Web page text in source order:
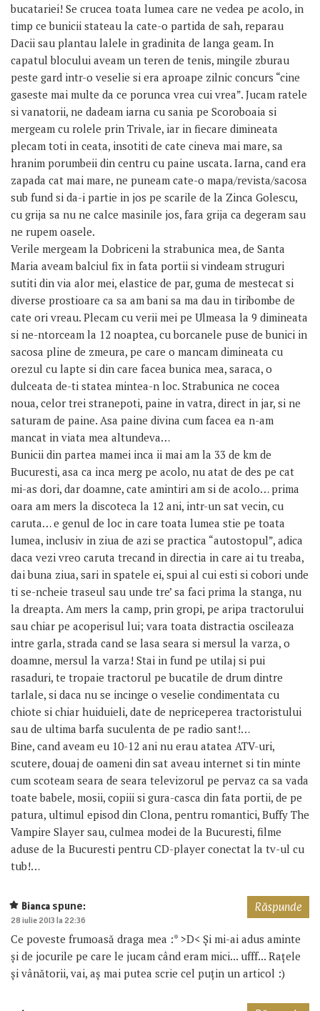
bucatariei! Se crucea toata lumea care ne vedea pe acolo, in
timp ce bunicii stateau la cate-o partida de sah, reparau
Dacii sau plantau lalele in gradinita de langa geam. In
capatul blocului aveam un teren de tenis, mingile zburau
peste gard intr-o veselie si era aproape zilnic concurs “cine
gaseste mai multe da ce porunca vrea cui vrea”. Jucam ratele
si vanatorii, ne dadeam iarna cu sania pe Scoroboaia si
mergeam cu rolele prin Trivale, iar in fiecare dimineata
plecam toti in ceata, insotiti de cate cineva mai mare, sa
hranim porumbeii din centru cu paine uscata. Iarna, cand era
zapada cat mai mare, ne puneam cate-o mapa/revista/sacosa
sub fund si da-i partie in jos pe scarile de la Zinca Golescu,
cu grija sa nu ne calce masinile jos, fara grija ca degeram sau
ne rupem oasele.
Verile mergeam la Dobriceni la strabunica mea, de Santa
Maria aveam balciul fix in fata portii si vindeam struguri
sutiti din via alor mei, elastice de par, guma de mestecat si
diverse prostioare ca sa am bani sa ma dau in tiribombe de
cate ori vreau. Plecam cu verii mei pe Ulmeasa la 9 dimineata
si ne-ntorceam la 12 noaptea, cu borcanele puse de bunici in
sacosa pline de zmeura, pe care o mancam dimineata cu
orezul cu lapte si din care facea bunica mea, saraca, o
dulceata de-ti statea mintea-n loc. Strabunica ne cocea
noua, celor trei stranepoti, paine in vatra, direct in jar, si ne
saturam de paine. Asa paine divina cum facea ea n-am
mancat in viata mea altundeva…
Bunicii din partea mamei inca ii mai am la 33 de km de
Bucuresti, asa ca inca merg pe acolo, nu atat de des pe cat
mi-as dori, dar doamne, cate amintiri am si de acolo… prima
oara am mers la discoteca la 12 ani, intr-un sat vecin, cu
caruta… e genul de loc in care toata lumea stie pe toata
lumea, inclusiv in ziua de azi se practica “autostopul”, adica
daca vezi vreo caruta trecand in directia in care ai tu treaba,
dai buna ziua, sari in spatele ei, spui al cui esti si cobori unde
ti se-ncheie traseul sau unde tre’ sa faci prima la stanga, nu
la dreapta. Am mers la camp, prin gropi, pe aripa tractorului
sau chiar pe acoperisul lui; vara toata distractia oscileaza
intre garla, strada cand se lasa seara si mersul la varza, o
doamne, mersul la varza! Stai in fund pe utilaj si pui
rasaduri, te tropaie tractorul pe bucatile de drum dintre
tarlale, si daca nu se incinge o veselie condimentata cu
chiote si chiar huiduieli, date de nepriceperea tractoristului
sau de ultima barfa suculenta de pe radio sant!…
Bine, cand aveam eu 10-12 ani nu erau atatea ATV-uri,
scutere, douaj de oameni din sat aveau internet si tin minte
cum scoteam seara de seara televizorul pe pervaz ca sa vada
toate babele, mosii, copiii si gura-casca din fata portii, de pe
patura, ultimul episod din Clona, pentru romantici, Buffy The
Vampire Slayer sau, culmea modei de la Bucuresti, filme
aduse de la Bucuresti pentru CD-player conectat la tv-ul cu
tub!…
Bianca spune:
28 iulie 2013 la 22:36
Ce poveste frumoasă draga mea :* >D< Și mi-ai adus aminte
și de jocurile pe care le jucam când eram mici... ufff... Rațele
și vânătorii, vai, aș mai putea scrie cel puțin un articol :)
Răspunde